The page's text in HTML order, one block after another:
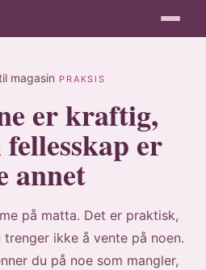
magasin PRAKSIS
er kraftig,
fellesskap er
annet
på matta. Det er praktisk,
ikke å vente på noen.
du på noe som mangler,